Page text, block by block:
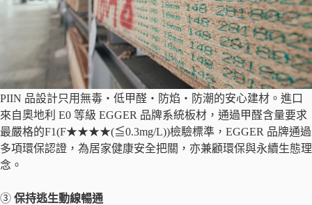
PIIN 品設計只用無毒・低甲醛・防焰・防潮的安心建材。進口
來自奧地利 E0 等級 EGGER 品牌系統板材，通過甲醛含量要求
最嚴格的F1(F★★★★(≦0.3mg/L))檢驗標準，EGGER 品牌通過
多項環保認證，為居家健康安全把關，亦兼顧環保與永續生態理
念。
③ 保持逃生動線暢通